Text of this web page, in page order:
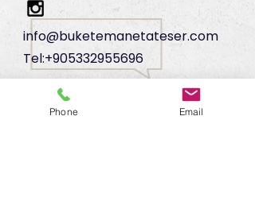
info@buketemanetateser.com
Tel:+905332955696
Phone Email